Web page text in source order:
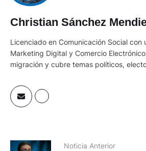
Christian Sánchez
Licenciado en Comunicación Social con
Marketing Digital y Comercio
migración y cubre temas políticos,
Noticia Anterior